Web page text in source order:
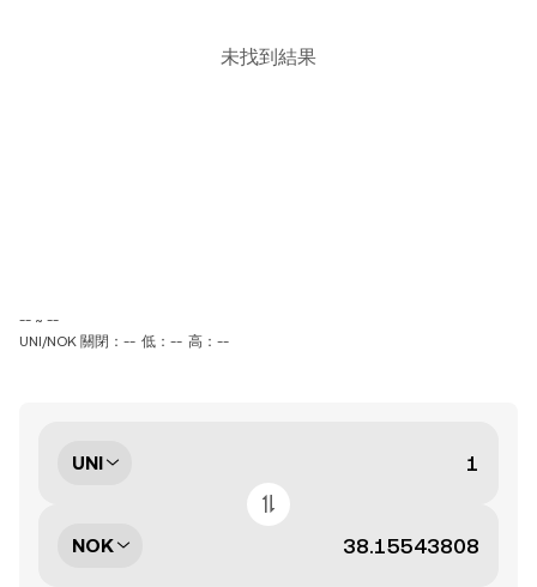
未找到結果
-- ~ --
UNI/NOK 關閉：-- 低：-- 高：--
UNI
NOK